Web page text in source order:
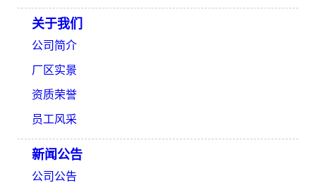
关于我们
公司简介
厂区实景
资质荣誉
员工风采
新闻公告
公司公告